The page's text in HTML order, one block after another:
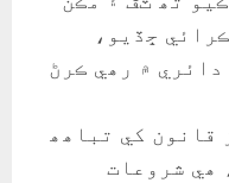
ڇڏيو،
دائري ۾ رھي ڪرڻ
قانون کي تباھھ
ھي شروعات